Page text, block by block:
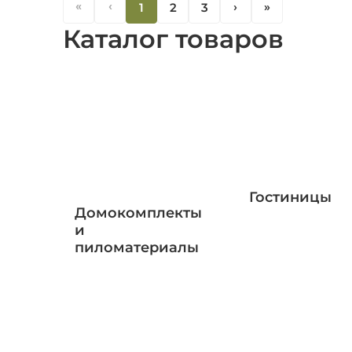
« ‹ 1 2 3 ‹ «
Каталог товаров
Домокомплекты
и
пиломатериалы
Гостиницы